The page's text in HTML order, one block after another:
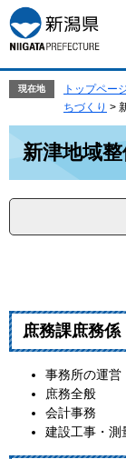
ー
ジ
の
で
す。
ニ
ュ
ー
ば
本
文
現在地 トップペー
ちづくり >
新津地域
庶務課庶務
事務所の運営
庶務全般
会計事務
建設工事・測